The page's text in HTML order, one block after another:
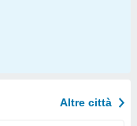
Altre città